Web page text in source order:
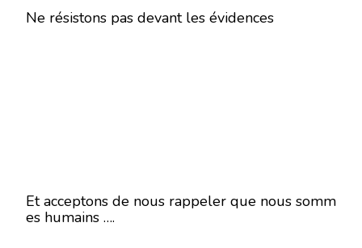
Ne résistons pas devant les évidences
Et acceptons de nous rappeler que nous somm
es humains ….